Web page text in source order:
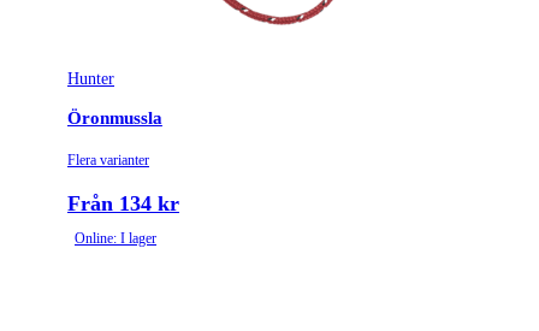
Hunter
Öronmussla
Flera varianter
Från 134 kr
Online: I lager